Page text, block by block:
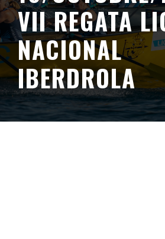
VII REGATA
NACIONAL
IBERDROLA